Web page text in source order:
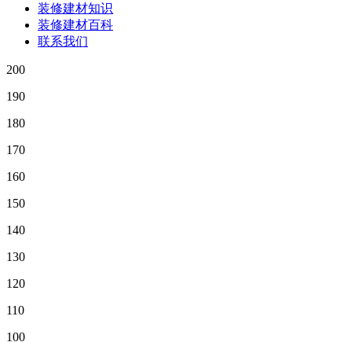
装修建材知识
装修建材百科
联系我们
200
190
180
170
160
150
140
130
120
110
100